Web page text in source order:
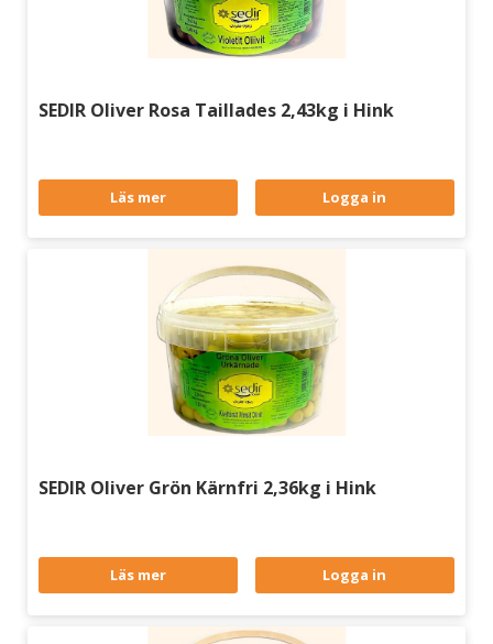
SEDIR Oliver Rosa Taillades 2,43kg i Hink
Läs mer Logga in
SEDIR Oliver Grön Kärnfri 2,36kg i Hink
Läs mer Logga in